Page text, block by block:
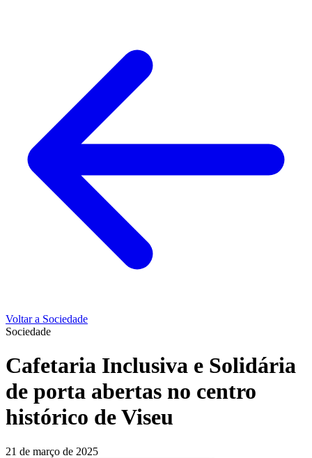
Voltar a Sociedade
Sociedade
Cafetaria Inclusiva e Solidária
de porta abertas no centro
histórico de Viseu
21 de março de 2025